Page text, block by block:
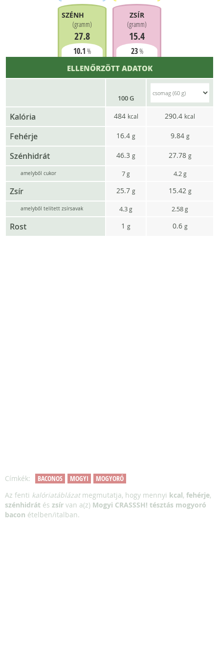
SZÉNHIDRÁT
(gramm)
27.8
10.1 %
ZSÍR
(gramm)
15.4
23%
ELLENŐRZÖTT ADATOK
100 G
Kalória 484 kcal 290.4 kcal
Fehérje 16.4 g 9.84 g
Szénhidrát 46.3 g 27.78 g
amelyből cukor 7g 4.2 g
Zsír 25.7 g 15.42 g
amelyből telített zsírsavak 4.3g 2.58g
Rost 1 g 0.6 g
Címkék: BACONOS MOGYI
MOGYORÓ
Az fenti kalóriatáblázatmegmutatja, hogy mennyi kcal, fehérje,
szénhidrát és zsír van a(z) Mogyi CRASSSH! tésztás mogyoró
bacon ételben/italban.